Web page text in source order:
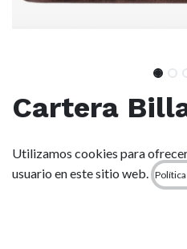
Cartera
Vacant Pu
(0 reseña)
Compartimentos: ventana
Bolsillos: monedero con
Utilizamos cookies para
usuario en este sitio web.